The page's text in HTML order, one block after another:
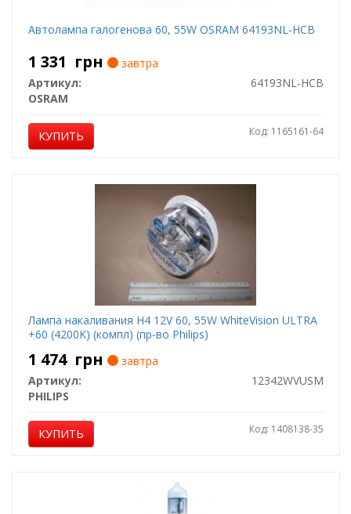
Автолампа галогенова 60, 55W OSRAM 64193NL-HCB
1 331 грн
завтра
Артикул:
64193NL-HCB
OSRAM
КУПИТЬ Код: 1165161-64
Лампа накаливания H4 12V 60, 55W WhiteVision ULTRA
+60 (4200K) (компл) (пр-во Philips)
1 474 грн
завтра
Артикул:
12342WVUSM
PHILIPS
КУПИТЬ Код: 1408138-35